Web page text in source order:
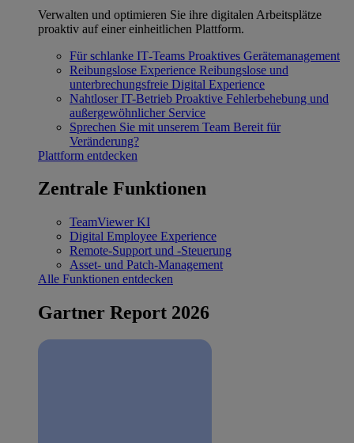
Verwalten und optimieren Sie ihre digitalen Arbeitsplätze
proaktiv auf einer einheitlichen Plattform.
Für schlanke IT‐Teams Proaktives Gerätemanagement
Reibungslose Experience Reibungslose und
unterbrechungsfreie Digital Experience
Nahtloser IT-Betrieb Proaktive Fehlerbehebung und
außergewöhnlicher Service
Sprechen Sie mit unserem Team Bereit für
Veränderung?
Plattform entdecken
Zentrale Funktionen
TeamViewer KI
Digital Employee Experience
Remote-Support und -Steuerung
Asset- und Patch-Management
Alle Funktionen entdecken
Gartner Report 2026